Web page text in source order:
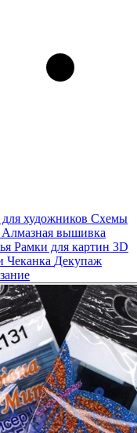
художников Схемы
Алмазная вышивка
Рамки для картин 3D
Чеканка Декупаж